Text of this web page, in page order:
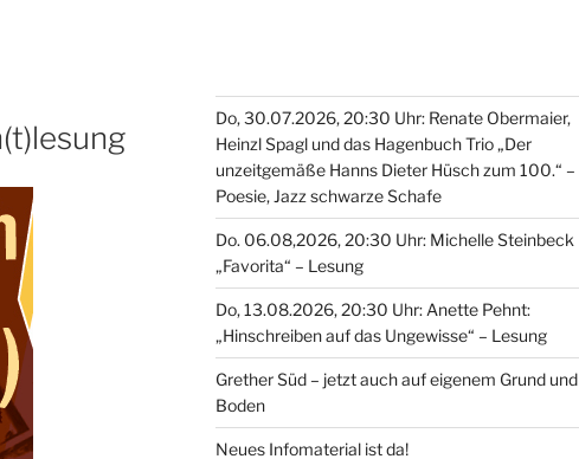
Do, 30.07.2026, 20:30 Uhr: Renate Obermaier,
Heinzl Spagl und das Hagenbuch Trio „Der
unzeitgemäße Hanns Dieter Hüsch zum 100.“ –
Poesie, Jazz schwarze Schafe
Do. 06.08,2026, 20:30 Uhr: Michelle Steinbeck
„Favorita“ – Lesung
Do, 13.08.2026, 20:30 Uhr: Anette Pehnt:
„Hinschreiben auf das Ungewisse“ – Lesung
Grether Süd – jetzt auch auf eigenem Grund und
Boden
Neues Infomaterial ist da!